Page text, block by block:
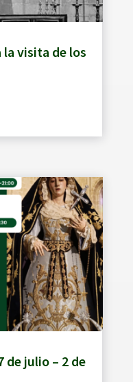
la visita de los
de julio – 2 de